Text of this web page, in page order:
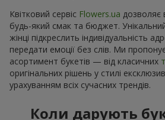
Квітковий сервіс Flowers.ua дозволяє
будь-який смак та бюджет.
жінці підкреслить індивідуальність
передати емоції без слів. Ми
асортимент букетів — від класичних
оригінальних рішень у стилі
урахуванням всіх сучасних трендів.
Коли дарують